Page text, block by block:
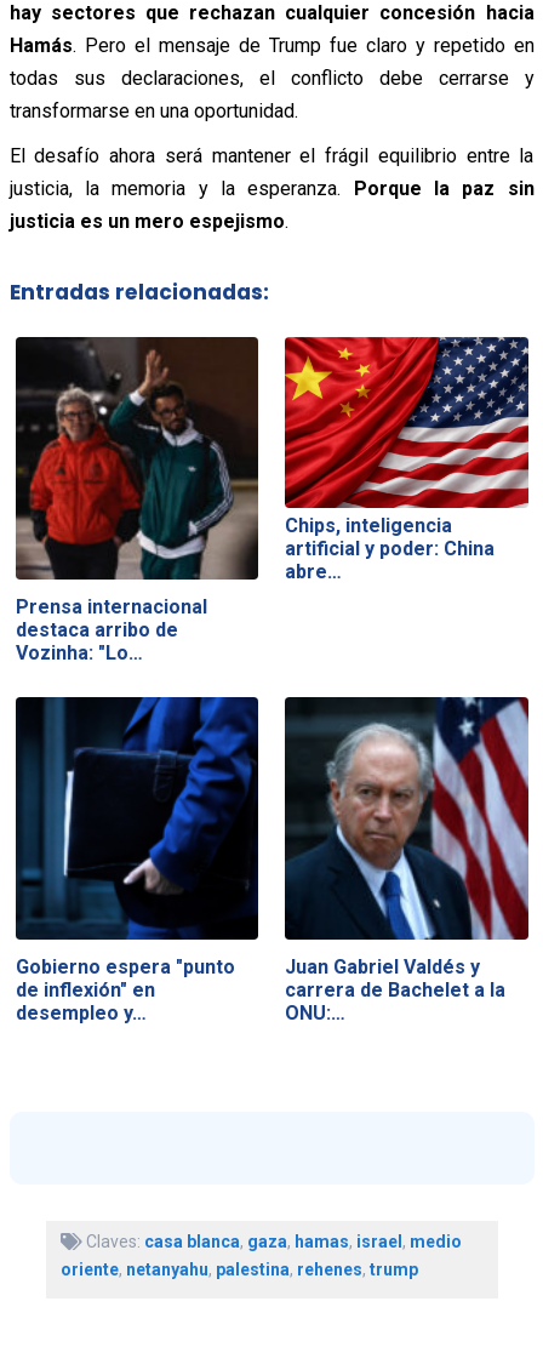
hay sectores que rechazan cualquier concesión hacia
Hamás. Pero el mensaje de Trump fue claro y repetido en
todas sus declaraciones, el conflicto debe cerrarse y
transformarse en una oportunidad.
El desafío ahora será mantener el frágil equilibrio entre la
justicia, la memoria y la esperanza.
Porque la paz sin
justicia es un mero espejismo.
Entradas relacionadas:
Prensa internacional
destaca arribo de
Vozinha: "Lo…
Chips, inteligencia
artificial y poder: China
abre…
Gobierno espera "punto
de inflexión" en
desempleo y…
Juan Gabriel Valdés y
carrera de Bachelet a la
ONU:…
Claves: casa blanca, gaza, hamas, israel , medio
oriente, netanyahu, palestina, rehenes, trump